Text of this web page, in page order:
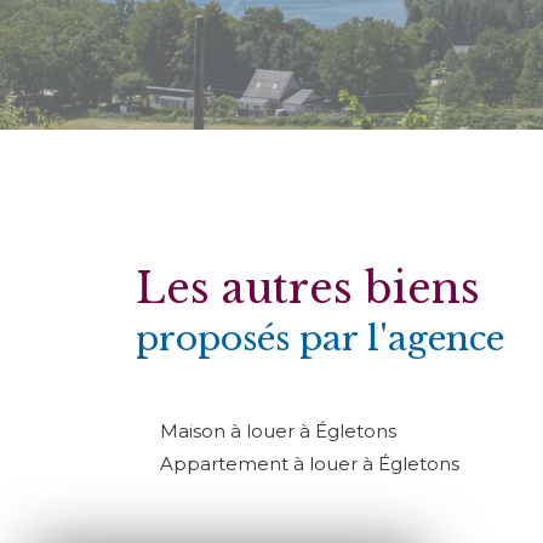
Les autres biens
proposés par l'agence
Maison à louer à Égletons
Appartement à louer à Égletons